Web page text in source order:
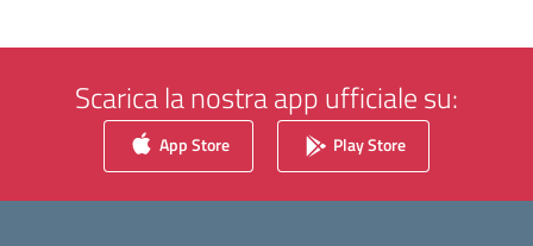
Scarica la nostra app ufficiale su:
App Store Play Store